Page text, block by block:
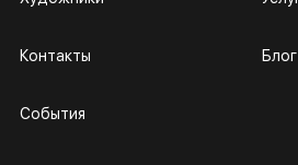
Контакты
События
Блог